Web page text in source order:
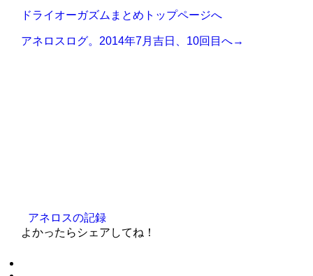
ドライオーガズムまとめトップページへ
アネロスログ。2014年7月吉日、10回目へ→
アネロスの記録
よかったらシェアしてね！